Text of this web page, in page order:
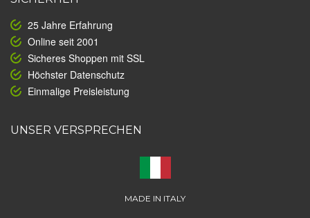
25 Jahre Erfahrung
Online seit 2001
Sicheres Shoppen mit SSL
Höchster Datenschutz
Einmalige Preisleistung
UNSER VERSPRECHEN
MADE IN ITALY